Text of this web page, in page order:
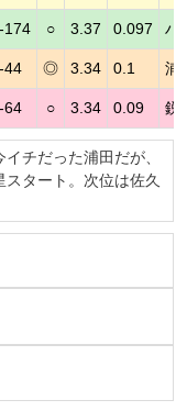
174 ○ 3.37 0.097 ハ
44 ◎ 3.34 0.1 浦
64 ○ 3.34 0.09 鋭
チだった浦田だが、
タート。次位は佐久